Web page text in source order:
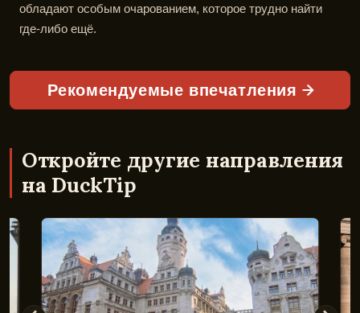
обладают особым очарованием, которое трудно найти
где-либо ещё.
Рекомендуемые впечатления
Откройте другие направления
на DuckTip